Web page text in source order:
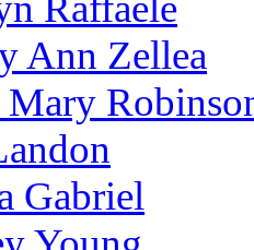
Ann Zellea
Gabriel